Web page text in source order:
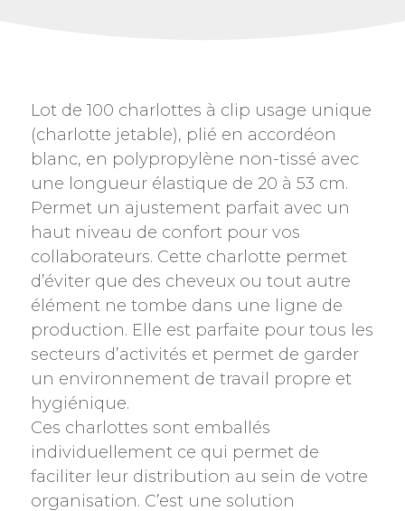
Lot de 100 charlottes à clip usage unique
(charlotte jetable), plié en accordéon
blanc, en polypropylène non-tissé avec
une longueur élastique de 20 à 53 cm.
Permet un ajustement parfait avec un
haut niveau de confort pour vos
collaborateurs. Cette charlotte permet
d’éviter que des cheveux ou tout autre
élément ne tombe dans une ligne de
production. Elle est parfaite pour tous les
secteurs d’activités et permet de garder
un environnement de travail propre et
hygiénique.
Ces charlottes sont emballés
individuellement ce qui permet de
faciliter leur distribution au sein de votre
organisation. C’est une solution